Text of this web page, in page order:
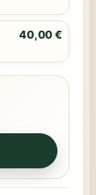
40,00 €